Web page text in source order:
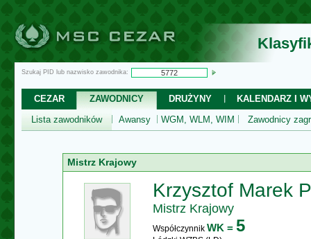
Szukaj PID lub nazwisko zawodnika:
CEZAR ZAWODNICY DRUŻYNY
KALENDARZ I
Lista zawodników
Awansy WGM, WLM, WIM Zawodnicy
Mistrz Krajowy
Krzysztof Marek
Mistrz Krajowy
Współczynnik WK = 5